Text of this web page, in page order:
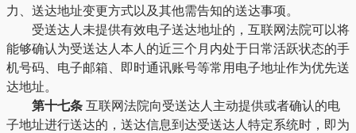
力、送达地址变更方式以及其他需告知的送达事项。
受送达人未提供有效电子送达地址的，互联网法院可以将
能够确认为受送达人本人的近三个月内处于日常活跃状态的手
机号码、电子邮箱、即时通讯账号等常用电子地址作为优先送
达地址。
第十七条 互联网法院向受送达人主动提供或者确认的电
子地址进行送达的，送达信息到达受送达人特定系统时，即为